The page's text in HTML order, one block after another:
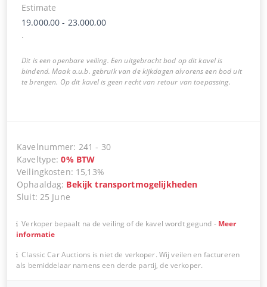
Estimate
19.000,00 - 23.000,00
.
Dit is een openbare veiling. Een uitgebracht bod op dit kavel is
bindend. Maak a.u.b. gebruik van de kijkdagen alvorens een bod uit
te brengen. Op dit kavel is geen recht van retour van toepassing.
Kavelnummer: 241 - 30
Kaveltype:0% BTW
Veilingkosten: 15,13%
Ophaaldag: Bekijk transportmogelijkheden
Sluit: 25 June
Verkoper bepaalt na de veiling of de kavel wordt gegund - Meer
informatie
Classic Car Auctions is niet de verkoper. Wij veilen en factureren
als bemiddelaar namens een derde partij, de verkoper.